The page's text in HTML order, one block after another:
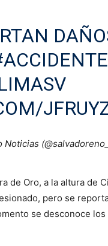
de Oro, a la altura de
pero se
se desconoce